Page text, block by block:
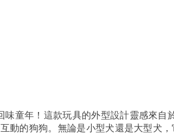
童年！這款玩具的外型設計靈感來
動的狗狗。無論是小型犬還是大型犬